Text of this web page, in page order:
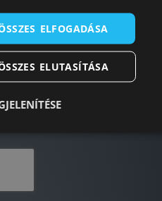
Tájékoztatótmegismertem és az abban
ELFOGADÁSA
ELUTASÍTÁSA